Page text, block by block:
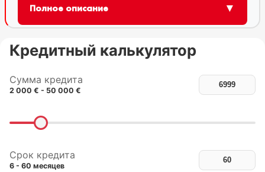
Полное описание ▼
Кредитный калькулятор
Сумма кредита
2 000 € - 50 000 €
Срок кредита
6 - 60 месяцев